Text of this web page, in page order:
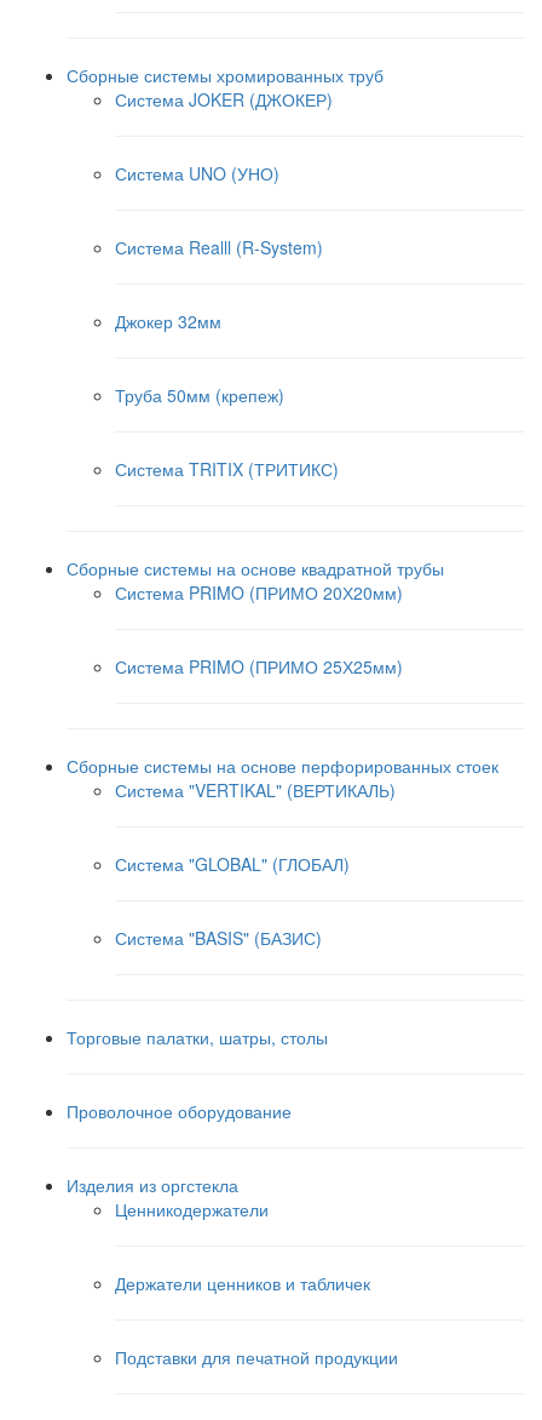
Сборные системы хромированных труб
Система JOKER (ДЖОКЕР)
Система UNO (УНО)
Система Realll (R-System)
Джокер 32мм
Труба 50мм (крепеж)
Система TRITIX (ТРИТИКС)
Сборные системы на основе квадратной трубы
Система PRIMO (ПРИМО 20Х20мм)
Система PRIMO (ПРИМО 25Х25мм)
Сборные системы на основе перфорированных стоек
Система "VERTIKAL" (ВЕРТИКАЛЬ)
Система "GLOBAL" (ГЛОБАЛ)
Система "BASIS" (БАЗИС)
Торговые палатки, шатры, столы
Проволочное оборудование
Изделия из оргстекла
Ценникодержатели
Держатели ценников и табличек
Подставки для печатной продукции